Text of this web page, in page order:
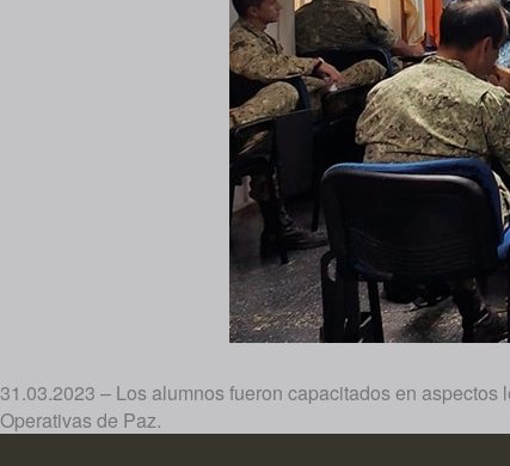
31.03.2023 – Los alumnos fueron capacitados en
Operativas de Paz.